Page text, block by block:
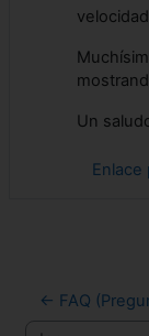
Un
Enlace
← FAQ